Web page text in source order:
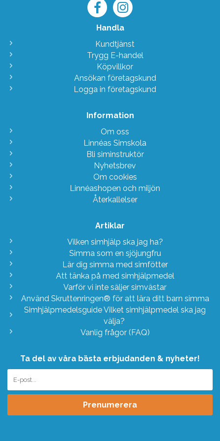
Handla
Kundtjänst
Trygg E-handel
Köpvillkor
Ansökan företagskund
Logga in företagskund
Information
Om oss
Linnéas Simskola
Bli siminstruktör
Nyhetsbrev
Om cookies
Linnéashopen och miljön
Återkallelser
Artiklar
Vilken simhjälp ska jag ha?
Simma som en sjöjungfru
Lär dig simma med simfötter
Att tänka på med simhjälpmedel
Varför vi inte säljer simvästar
Använd Skruttenringen® för att lära ditt barn simma
Simhjälpmedelsguide Vilket simhjälpmedel ska jag
välja?
Vanlig frågor (FAQ)
Ta del av våra bästa erbjudanden & nyheter!
Prenumerera